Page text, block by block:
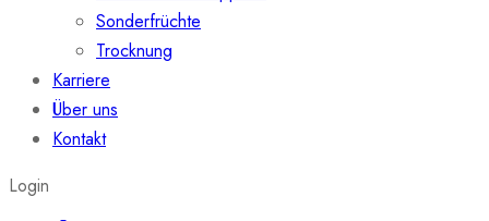
Sonderfrüchte
Trocknung
Karriere
Über uns
Kontakt
Login